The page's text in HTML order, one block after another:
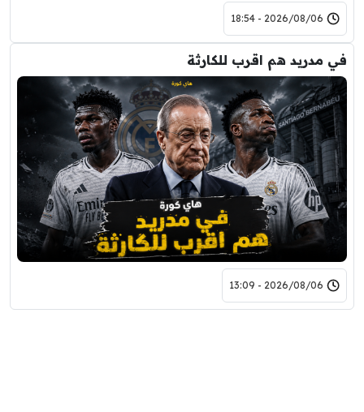
2026/08/06 - 18:54
في مدريد هم اقرب للكارثة
2026/08/06 - 13:09